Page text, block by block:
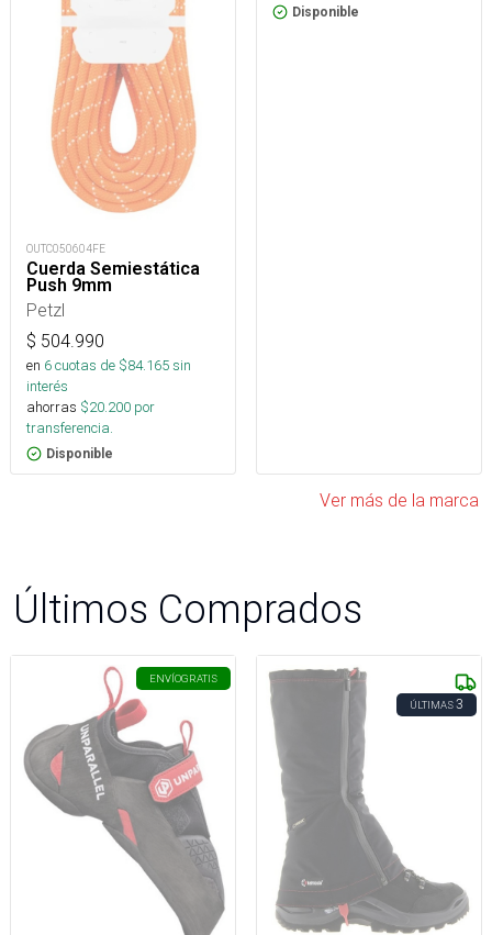
OUTC050604FE
Cuerda Semiestática
Push 9mm
Petzl
$ 504.990
en 6cuotas de $84.165sin
interés
ahorras $20.200 por
transferencia.
Disponible
Disponible
Ver más de la marca
Últimos Comprados
ENVÍOGRATIS
ÚLTIMAS3